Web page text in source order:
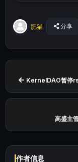
肥猫 分享
KernelDAO暂停
高盛主
作者信息